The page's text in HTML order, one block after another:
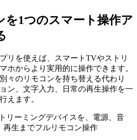
を1つのスマート操作ア
リを使えば、スマートTVやストリ
ホからより実用的に操作できます。
々のリモコンを持ち替える代わり
ン、文字入力、日常の再生操作を一
えます。
リーミングデバイスを、電源、音
再生までフルリモコン操作